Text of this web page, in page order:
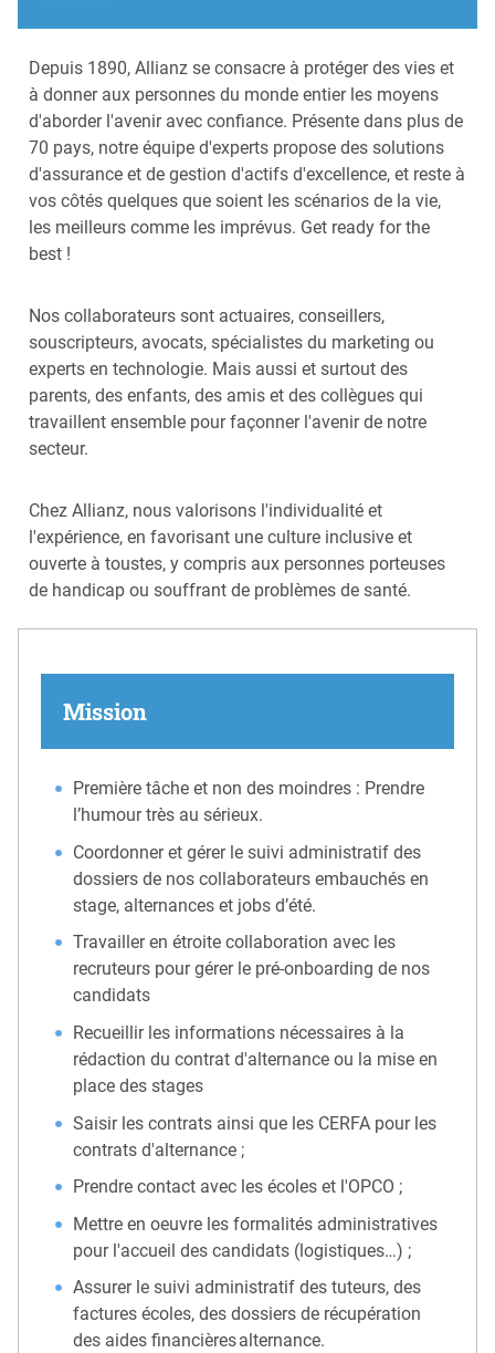
Depuis 1890, Allianz se consacre à protéger des vies et
à donner aux personnes du monde entier les moyens
d'aborder l'avenir avec confiance. Présente dans plus de
70 pays, notre équipe d'experts propose des solutions
d'assurance et de gestion d'actifs d'excellence, et reste à
vos côtés quelques que soient les scénarios de la vie,
les meilleurs comme les imprévus. Get ready for the
best !
Nos collaborateurs sont actuaires, conseillers,
souscripteurs, avocats, spécialistes du marketing ou
experts en technologie. Mais aussi et surtout des
parents, des enfants, des amis et des collègues qui
travaillent ensemble pour façonner l'avenir de notre
secteur.
Chez Allianz, nous valorisons l'individualité et
l'expérience, en favorisant une culture inclusive et
ouverte à toustes, y compris aux personnes porteuses
de handicap ou souffrant de problèmes de santé.
Mission
Première tâche et non des moindres : Prendre
l’humour très au sérieux.
Coordonner et gérer le suivi administratif des
dossiers de nos collaborateurs embauchés en
stage, alternances et jobs d’été.
Travailler en étroite collaboration avec les
recruteurs pour gérer le pré-onboarding de nos
candidats
Recueillir les informations nécessaires à la
rédaction du contrat d'alternance ou la mise en
place des stages
Saisir les contrats ainsi que les CERFA pour les
contrats d'alternance ;
Prendre contact avec les écoles et l'OPCO ;
Mettre en oeuvre les formalités administratives
pour l'accueil des candidats (logistiques…) ;
Assurer le suivi administratif des tuteurs, des
factures écoles, des dossiers de récupération
des aides financières alternance.